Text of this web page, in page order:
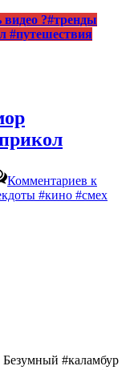
?#тренды
#путешествия
Комментариев к
#кино #смех
#каламбур